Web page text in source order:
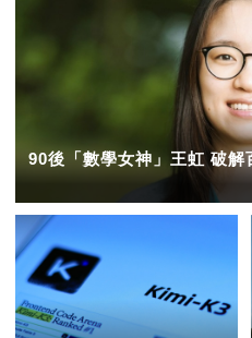
90後「數學女神」王虹 破